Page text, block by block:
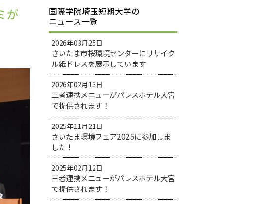
が
国際学院埼玉短期大学の
ニュース一覧
2026年03月25日
さいたま市桜環境センターにリサイク
ル紙ドレスを展示しています
2026年02月13日
三者連携メニューがパレスホテル大宮
で提供されます！
2025年11月21日
さいたま環境フェア2025に参加しま
した！
2025年02月12日
三者連携メニューがパレスホテル大宮
で提供されます！